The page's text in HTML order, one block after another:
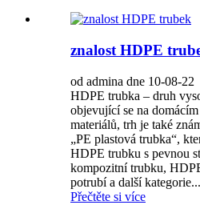
znalost HDPE
od admina dne 10-08-22
HDPE trubka – druh
objevující se na
materiálů, trh je také
„PE plastová trubka“,
HDPE trubku s pevnou
kompozitní trubku,
potrubí a další kategorie...
Přečtěte si více